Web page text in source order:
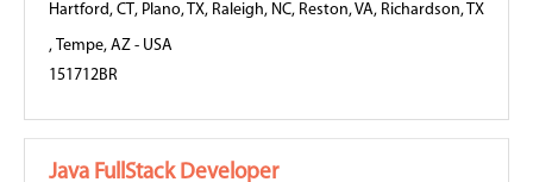
Hartford, CT, Plano, TX, Raleigh, NC, Reston, VA, Richardson, TX
, Tempe, AZ - USA
151712BR
Java FullStack Developer